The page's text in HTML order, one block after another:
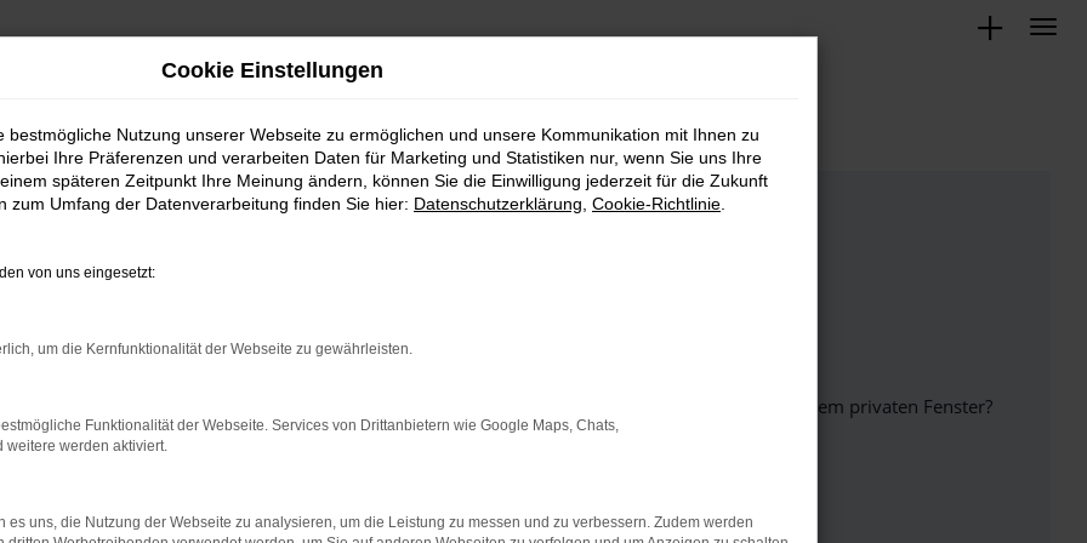
bestimmter Seiten verhindern. Funktioniert die Seite in einem anderen Browser oder in einem privaten Fenster?
beheben.
auf dem neuesten Stand sind.
kann auch dazu führen, dass bestimmte Funktionen nicht mehr unterstützt werden.
Cookie Einstellungen
bestmögliche Nutzung unserer Webseite zu ermöglichen und unsere Kommunikation mit Ihnen zu
Ihre Präferenzen und verarbeiten Daten für Marketing und Statistiken nur, wenn Sie uns Ihre
späteren Zeitpunkt Ihre Meinung ändern, können Sie die Einwilligung jederzeit für die Zukunft
zum Umfang der Datenverarbeitung finden Sie hier: Datenschutzerklärung Cookie-Richtlinie
von uns eingesetzt:
um die Kernfunktionalität der Webseite zu gewährleisten.
Funktionalität der Webseite. Services von Drittanbietern wie Google Maps, Chats,
weitere werden aktiviert.
es uns, die Nutzung der Webseite zu analysieren, um die Leistung zu messen und zu verbessern. Zudem werden